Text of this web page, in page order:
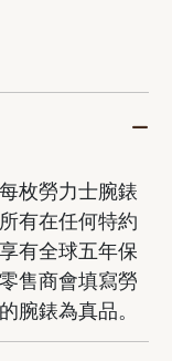
枚勞力士腕錶
有在任何特約
有全球五年保
售商會填寫勞
腕錶為真品。